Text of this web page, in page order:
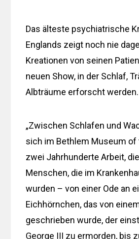
Das älteste psychiatrische
Englands zeigt noch nie
Kreationen von seinen
neuen Show, in der Schlaf,
Albträume erforscht werden.
„Zwischen Schlafen und
sich im Bethlem Museum of
zwei Jahrhunderte Arbeit,
Menschen, die im
wurden – von einer Ode an
Eichhörnchen, das von
geschrieben wurde, der
George III zu ermorden, bis